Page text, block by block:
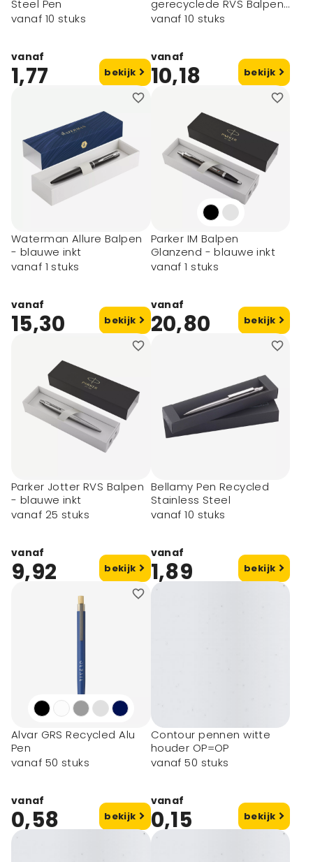
Steel Pen
vanaf 10 stuks
vanaf
1,77 bekijk
gerecyclede RVS Balpen
- blauwe inkt
vanaf 10 stuks
vanaf
10,18 bekijk
Waterman Allure Balpen
- blauwe inkt
vanaf 1 stuks
vanaf
15,30 bekijk
Parker IM Balpen
Glanzend - blauwe inkt
vanaf 1 stuks
vanaf
20,80 bekijk
Parker Jotter RVS Balpen
- blauwe inkt
vanaf 25 stuks
vanaf
9,92 bekijk
Bellamy Pen Recycled
Stainless Steel
vanaf 10 stuks
vanaf
1,89 bekijk
Alvar GRS Recycled Alu
Pen
vanaf 50 stuks
vanaf
0,58 bekijk
Contour pennen witte
houder OP=OP
vanaf 50 stuks
vanaf
0,15 bekijk